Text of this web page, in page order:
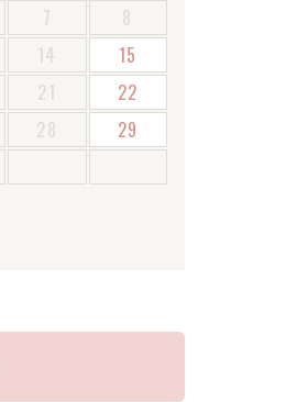
7
8
14
15
21
22
28
29